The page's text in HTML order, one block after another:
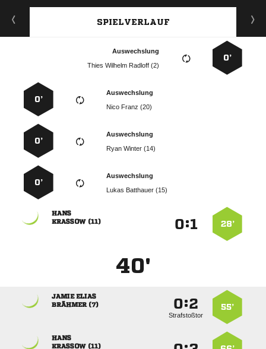
SPIELVERLAUF
0’
Auswechslung
   
Auswechslung
  
0’
Auswechslung
  
0’
Auswechslung
  
0’
28’
:

 
40'
55’
:
Strafstoßtor
 
 

 